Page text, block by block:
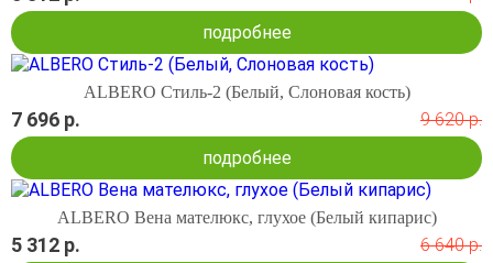
подробнее
ALBERO Стиль-2 (Белый, Слоновая кость)
7 696 р.
9 620 р.
подробнее
ALBERO Вена мателюкс, глухое (Белый кипарис)
5 312 р.
6 640 р.